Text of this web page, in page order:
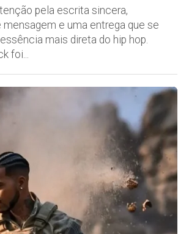
pela escrita sincera,
e uma entrega que se
mais direta do hip hop.
foi...